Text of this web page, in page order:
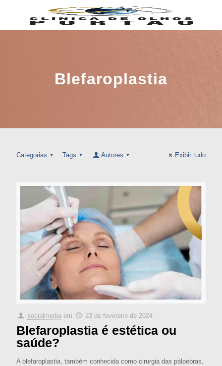
Blefaroplastia
Categorias Tags Autores Exibir tudo
socialmedia em 23 de fevereiro de 2024
Blefaroplastia é estética ou
saúde?
A blefaroplastia, também conhecida como cirurgia das pálpebras,